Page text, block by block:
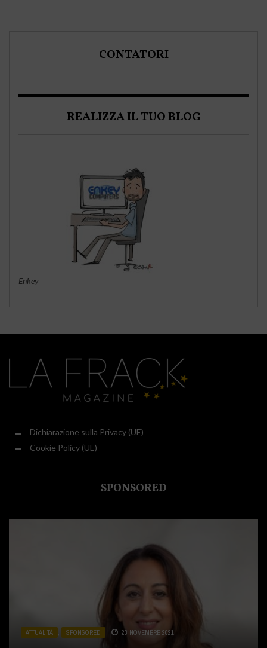
CONTATORI
REALIZZA IL TUO BLOG
Enkey
Dichiarazione sulla Privacy (UE)
Cookie Policy (UE)
SPONSORED
ATTUALITÀ SPONSORED 23 NOVEMBRE 2021
ATTUALITÀ CUCINA , SPONSORED 2 DICEMBRE 2020
ATTUALITÀ SPONSORED 31 LUGLIO 2020